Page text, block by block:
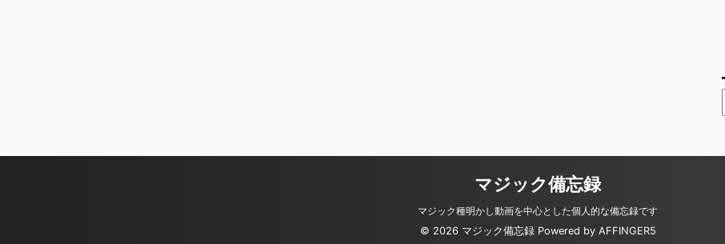
マジック備忘録
マジック種明かし動画を中心とした個人的な備忘録です
© 2026 マジック備忘録 Powered by AFFINGER5